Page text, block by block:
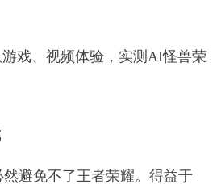
避免不了王者荣耀。得益于